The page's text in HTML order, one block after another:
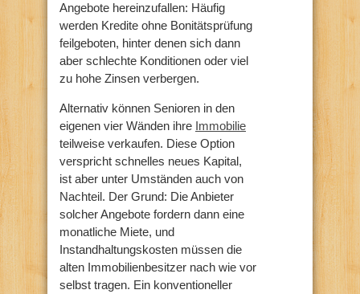
Angebote hereinzufallen: Häufig
werden Kredite ohne Bonitätsprüfung
feilgeboten, hinter denen sich dann
aber schlechte Konditionen oder viel
zu hohe Zinsen verbergen.
Alternativ können Senioren in den
eigenen vier Wänden ihre Immobilie
teilweise verkaufen. Diese Option
verspricht schnelles neues Kapital,
ist aber unter Umständen auch von
Nachteil. Der Grund: Die Anbieter
solcher Angebote fordern dann eine
monatliche Miete, und
Instandhaltungskosten müssen die
alten Immobilienbesitzer nach wie vor
selbst tragen. Ein konventioneller